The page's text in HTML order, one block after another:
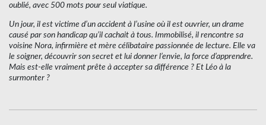
oublié, avec 500 mots pour seul viatique.
Un jour, il est victime d’un accident à l’usine où il est ouvrier, un drame
causé par son handicap qu’il cachait à tous. Immobilisé, il rencontre sa
voisine Nora, infirmière et mère célibataire passionnée de lecture. Elle va
le soigner, découvrir son secret et lui donner l’envie, la force d’apprendre.
Mais est-elle vraiment prête à accepter sa différence ? Et Léo à la
surmonter ?